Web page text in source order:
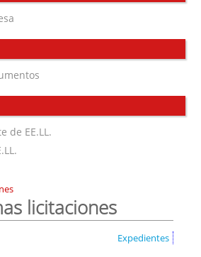
de EE.LL.
licitaciones
Expedientes